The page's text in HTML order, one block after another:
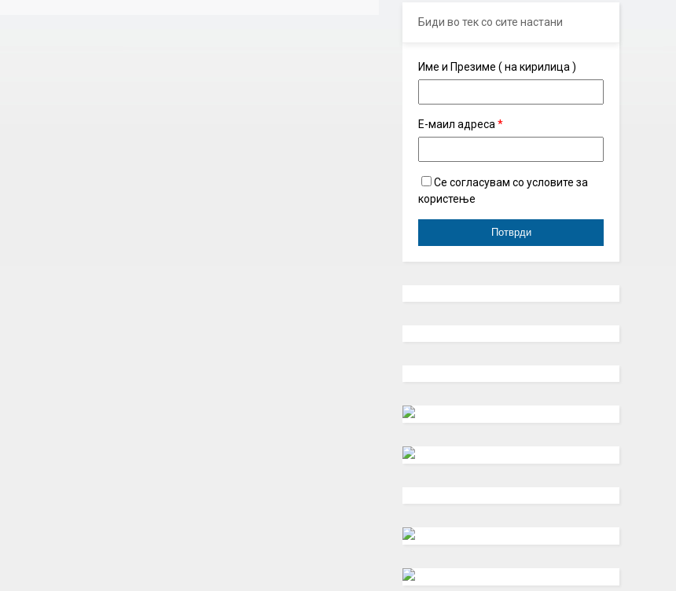
Биди во тек со сите настани
Име и Презиме ( на кирилица )
Е-маил адреса *
Се согласувам со условите за
користење